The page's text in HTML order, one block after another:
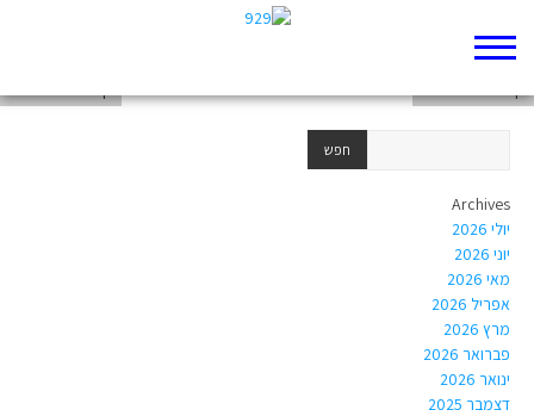
Archives
יולי 2026
יוני 2026
מאי 2026
אפריל 2026
מרץ 2026
פברואר 2026
ינואר 2026
דצמבר 2025